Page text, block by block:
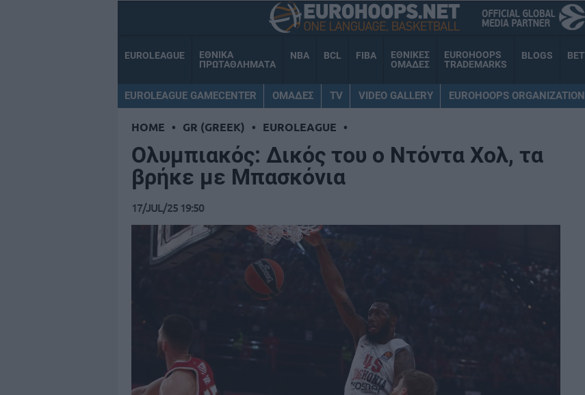
EUROLEAGUE
ΕΘΝΙΚΑ
ΠΡΩΤΑΘΛΗΜΑΤΑ
NBA BCL FIBA
ΕΘΝΙΚΕΣ
ΟΜΑΔΕΣ
EUROHOOPS
TRADEMARKS
BLOGS BET
EUROLEAGUE GAMECENTER ΟΜΑΔΕΣ TV VIDEO GALLERY EUROHOOPS ORGANIZATION
HOME • GR (GREEK) • EUROLEAGUE •
Ολυμπιακός: Δικός του ο Ντόντα Χολ, τα
βρήκε με Μπασκόνια
17/JUL/25 19:50